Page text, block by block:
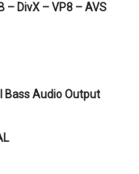
– DivX –VP8 –AVS
Bass Audio Output